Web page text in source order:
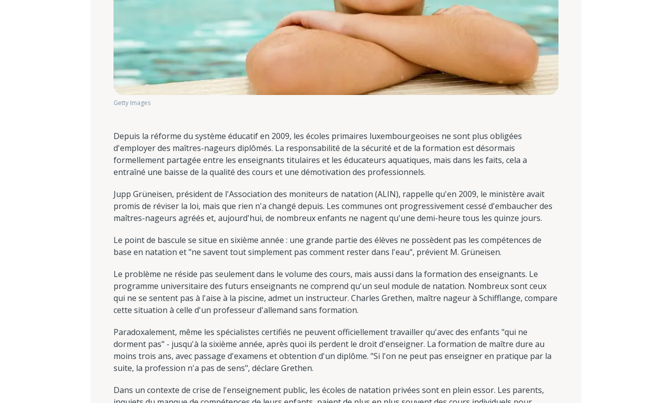
Getty Images
Depuis la réforme du système éducatif en 2009, les écoles primaires luxembourgeoises ne sont plus obligées
d'employer des maîtres-nageurs diplômés. La responsabilité de la sécurité et de la formation est désormais
formellement partagée entre les enseignants titulaires et les éducateurs aquatiques, mais dans les faits, cela a
entraîné une baisse de la qualité des cours et une démotivation des professionnels.
Jupp Grüneisen, président de l'Association des moniteurs de natation (ALIN), rappelle qu'en 2009, le ministère avait
promis de réviser la loi, mais que rien n'a changé depuis. Les communes ont progressivement cessé d'embaucher des
maîtres-nageurs agréés et, aujourd'hui, de nombreux enfants ne nagent qu'une demi-heure tous les quinze jours.
Le point de bascule se situe en sixième année : une grande partie des élèves ne possèdent pas les compétences de
base en natation et "ne savent tout simplement pas comment rester dans l'eau", prévient M. Grüneisen.
Le problème ne réside pas seulement dans le volume des cours, mais aussi dans la formation des enseignants. Le
programme universitaire des futurs enseignants ne comprend qu'un seul module de natation. Nombreux sont ceux
qui ne se sentent pas à l'aise à la piscine, admet un instructeur. Charles Grethen, maître nageur à Schifflange, compare
cette situation à celle d'un professeur d'allemand sans formation.
Paradoxalement, même les spécialistes certifiés ne peuvent officiellement travailler qu'avec des enfants "qui ne
dorment pas" - jusqu'à la sixième année, après quoi ils perdent le droit d'enseigner. La formation de maître dure au
moins trois ans, avec passage d'examens et obtention d'un diplôme. "Si l'on ne peut pas enseigner en pratique par la
suite, la profession n'a pas de sens", déclare Grethen.
Dans un contexte de crise de l'enseignement public, les écoles de natation privées sont en plein essor. Les parents,